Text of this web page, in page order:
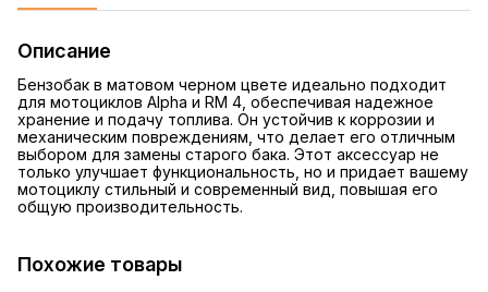
Описание
Бензобак в матовом черном цвете идеально подходит
для мотоциклов Alpha и RM 4, обеспечивая надежное
хранение и подачу топлива. Он устойчив к коррозии и
механическим повреждениям, что делает его отличным
выбором для замены старого бака. Этот аксессуар не
только улучшает функциональность, но и придает вашему
мотоциклу стильный и современный вид, повышая его
общую производительность.
Похожие товары